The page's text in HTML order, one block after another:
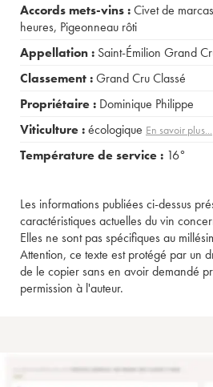
Accords mets-vins :Civet de
heures, Pigeonneau rôti
Appellation : Saint-Émilion Grand
Classement :Grand Cru Classé
Propriétaire : Dominique Philippe
Viticulture :écologique En savoir plus...
Température de service : 16°
Les informations publiées ci-dessus
caractéristiques actuelles du vin
Elles ne sont pas spécifiques au
Attention, ce texte est protégé par un
de le copier sans en avoir demandé
permission à l'auteur.